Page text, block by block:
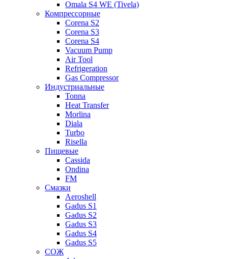
Omala S4 WE (Tivela)
Компрессорные
Corena S2
Corena S3
Corena S4
Vacuum Pump
Air Tool
Refrigeration
Gas Compressor
Индустриальные
Tonna
Heat Transfer
Morlina
Diala
Turbo
Risella
Пищевые
Cassida
Ondina
FM
Смазки
Aeroshell
Gadus S1
Gadus S2
Gadus S3
Gadus S4
Gadus S5
СОЖ